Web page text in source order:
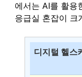
에서는 AI를 활용
응급실 혼잡이 크
디지털 헬스